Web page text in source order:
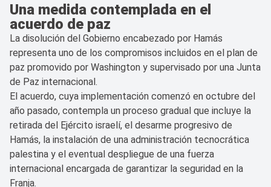
Una medida contemplada en el
acuerdo de paz
La disolución del Gobierno encabezado por Hamás
representa uno de los compromisos incluidos en el plan de
paz promovido por Washington y supervisado por una Junta
de Paz internacional.
El acuerdo, cuya implementación comenzó en octubre del
año pasado, contempla un proceso gradual que incluye la
retirada del Ejército israelí, el desarme progresivo de
Hamás, la instalación de una administración tecnocrática
palestina y el eventual despliegue de una fuerza
internacional encargada de garantizar la seguridad en la
Franja.